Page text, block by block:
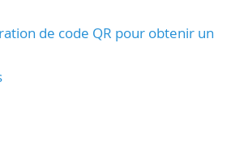
de code QR pour obtenir un